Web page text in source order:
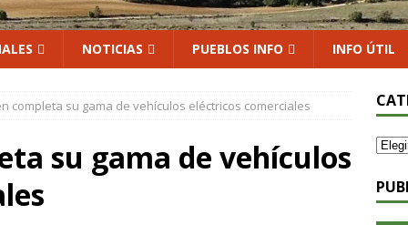
NOTICIAS PUEBLOS INFO INFO ÚTIL
completa su gama de vehículos eléctricos comerciales
su gama de vehículos